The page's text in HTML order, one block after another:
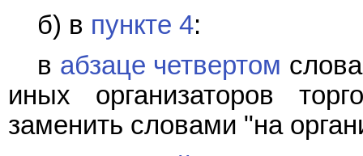
б) в пункте 4:
в абзаце четвертом
иных организаторов
заменить словами "на